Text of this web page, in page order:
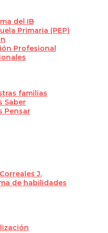
del IB
Primaria (PEP)
Profesional
familias
Saber
Pensar
J.
de habilidades